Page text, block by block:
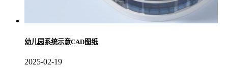
幼儿园系统示意CAD图纸
2025-02-19